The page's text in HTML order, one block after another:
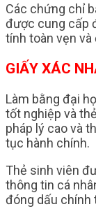
Các chứng chỉ
được cung cấp
tính toàn vẹn
GIẤY XÁC
Làm bằng đại
tốt nghiệp và
pháp lý cao và
tục hành chính.
Thẻ sinh viên
thông tin cá
đóng dấu chính